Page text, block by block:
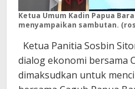
Ketua Umum Kadin Papua
menyampaikan sambutan.
Ketua Panitia Sosbin
dialog ekonomi bersama
dimaksudkan untuk